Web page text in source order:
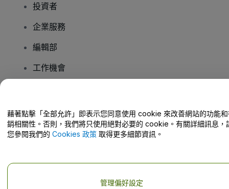
投資者
企業服務
編輯部
工作機會
幫助中心 / 聯絡我們
藉著點擊「全部允許」即表示您同意使用 cookie 來改善網站的功能
銷相關性。否則，我們將只使用絕對必要的 cookie。有關詳細訊息，
您參閱我們的 Cookies 政策 取得更多細節資訊。
管理偏好設定